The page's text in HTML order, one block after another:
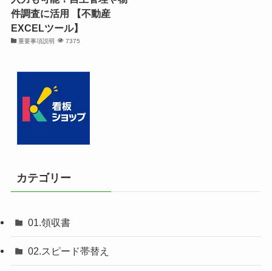
件調査に活用 【不動産
EXCELツール】
重要事項説明 7375
カテゴリー
01.領収書
02.スピード帯替え